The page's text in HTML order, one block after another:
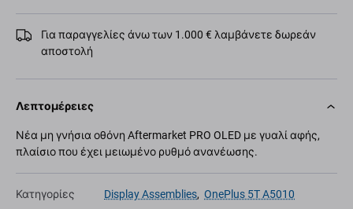
Για παραγγελίες άνω των 1.000 € λαμβάνετε δωρεάν
αποστολή
Λεπτομέρειες
Νέα μη γνήσια οθόνη Aftermarket PRO OLED με γυαλί αφής,
πλαίσιο που έχει μειωμένο ρυθμό ανανέωσης.
Κατηγορίες Display Assemblies, OnePlus 5T A5010